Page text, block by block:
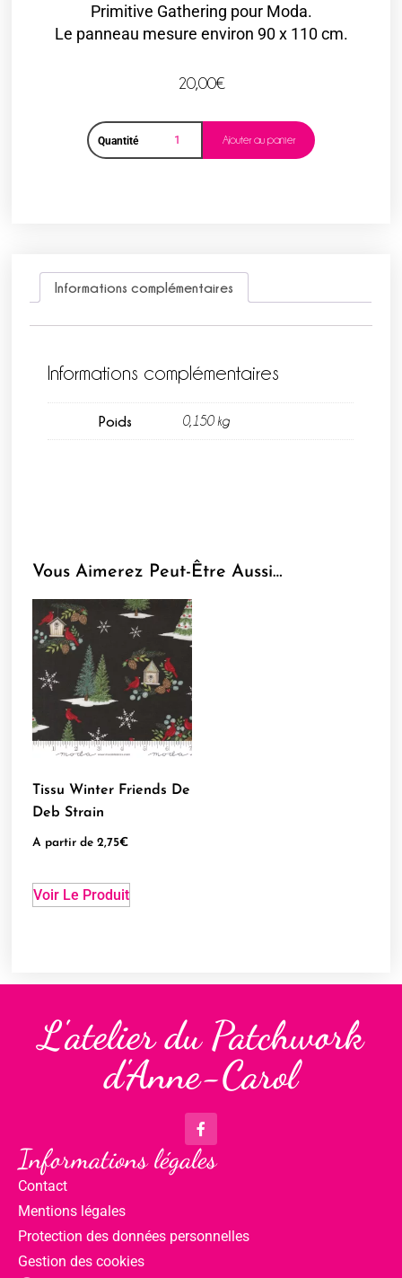
Primitive Gathering pour Moda.
Le panneau mesure environ 90 x 110 cm.
20,00€
Quantité Ajouter au panier
Informations complémentaires
Informations complémentaires
Poids 0,150 kg
Vous Aimerez Peut-Être Aussi…
Tissu Winter Friends De
Deb Strain
A partir de2,75€
Voir Le Produit
L'atelier du Patchwork
d'Anne-Carol
Informations légales
Contact
Mentions légales
Protection des données personnelles
Gestion des cookies